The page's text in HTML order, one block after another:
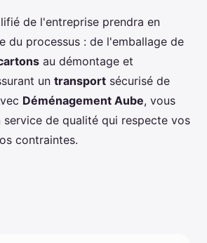
de l'entreprise prendra en
du processus : de l'emballage de
au démontage et
un transport sécurisé de
Déménagement Aube, vous
service de qualité qui respecte vos
contraintes.